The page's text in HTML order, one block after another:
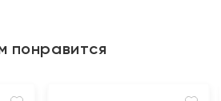
понравится